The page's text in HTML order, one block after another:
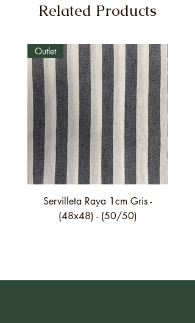
Related Products
Outlet
Servilleta Raya 1cm Gris -
(48x48) - (50/50)